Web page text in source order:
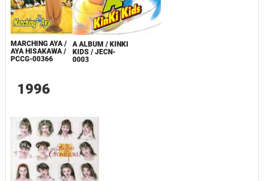
MARCHING AYA /
AYA HISAKAWA /
PCCG-00366
A ALBUM / KINKI
KIDS / JECN-
0003
1996